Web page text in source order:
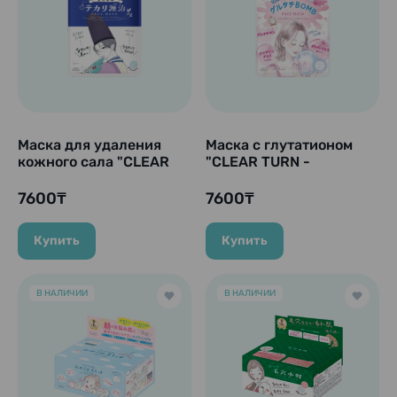
Маска для удаления
кожного сала "CLEAR
7 шт.
7600₸
Купить
Маска с глутатионом
"CLEAR TURN -
шт.
7600₸
Купить
В НАЛИЧИИ В НАЛИЧИИ